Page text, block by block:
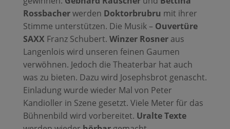
Rossbacherwerden Doktorbrubru mit ihrer
Stimme unterstützen. Die Musik – Ouvertüre
SAXXFranz Schubert. Winzer Rosneraus
Langenlois wird unseren feinen Gaumen
verwöhnen. Jedoch die Theaterbar hat auch
was zu bieten. Dazu wird Josephsbrot genascht.
Einladung wurde wieder Mal von Peter
Kandioller in Szene gesetzt. Viele Meter für das
Bühnenbild wird vorbereitet. Uralte Texte